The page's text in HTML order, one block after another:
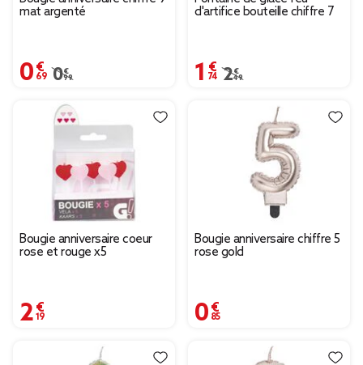
mat argenté
0,69 €
Prix remisé de 0,99 € à 0,69 €
0,99 €
d'artifice bouteille chiffre 7
1,74 €
Prix remisé de 2,49 €
2,49 €
Bougie anniversaire coeur
rose et rouge x5
2,19 €
Bougie anniversaire chiffre 5
rose gold
0,85 €